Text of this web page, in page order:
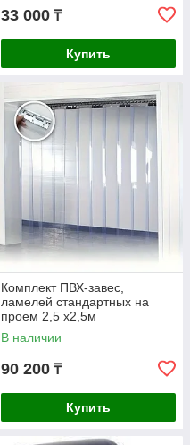
33 000 ₸
Купить
Комплект ПВХ-завес,
ламелей стандартных на
проем 2,5 x2,5м
В наличии
90 200 ₸
Купить